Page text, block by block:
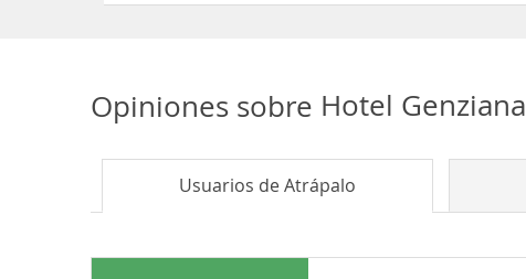
Opiniones sobre Hotel Genziana
Usuarios deAtrápalo